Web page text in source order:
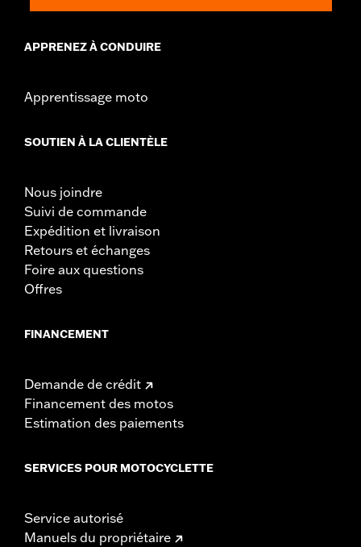
APPRENEZ À CONDUIRE
Apprentissage moto
SOUTIEN À LA CLIENTÈLE
Nous joindre
Suivi de commande
Expédition et livraison
Retours et échanges
Foire aux questions
Offres
FINANCEMENT
Demande de crédit
Financement des motos
Estimation des paiements
SERVICES POUR MOTOCYCLETTE
Service autorisé
Manuels du propriétaire